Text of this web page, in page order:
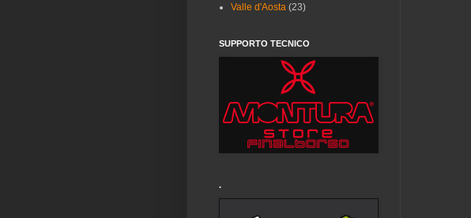
Valle d'Aosta (23)
SUPPORTO TECNICO
.